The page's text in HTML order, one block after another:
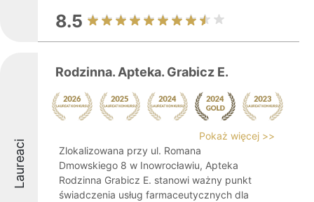
8.5
Laureaci
Rodzinna. Apteka. Grabicz E.
Pokaż więcej >>
Zlokalizowana przy ul. Romana
Dmowskiego 8 w Inowrocławiu, Apteka
Rodzinna Grabicz E. stanowi ważny punkt
świadczenia usług farmaceutycznych dla